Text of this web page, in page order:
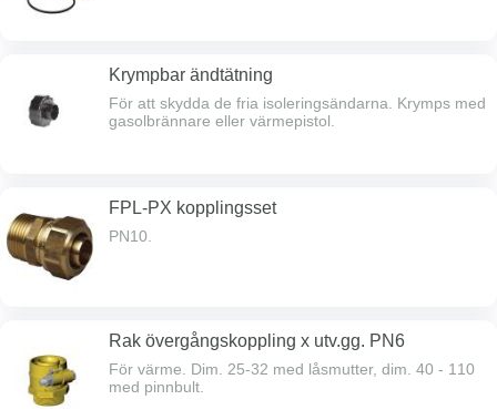
Krympbar ändtätning
För att skydda de fria isoleringsändarna. Krymps med
gasolbrännare eller värmepistol.
FPL-PX kopplingsset
PN10.
Rak övergångskoppling x utv.gg. PN6
För värme. Dim. 25-32 med låsmutter, dim. 40 - 110
med pinnbult.